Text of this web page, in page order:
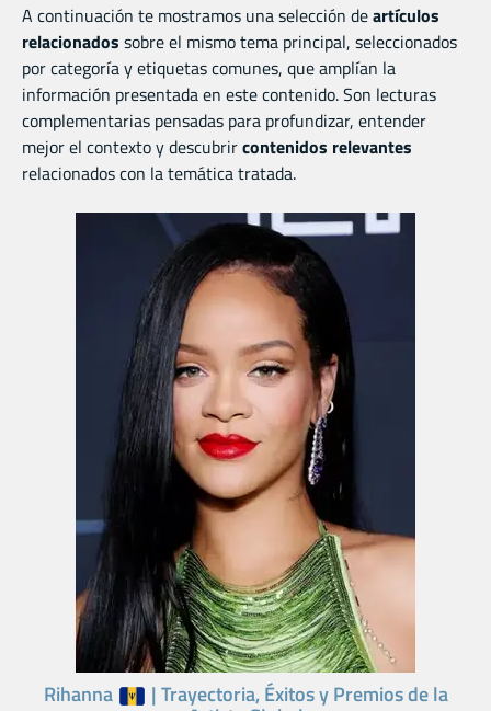
A continuación te mostramos una selección deartículos
relacionados sobre el mismo tema principal, seleccionados
por categoría y etiquetas comunes, que amplían la
información presentada en este contenido. Son lecturas
complementarias pensadas para profundizar, entender
mejor el contexto y descubrircontenidos relevantes
relacionados con la temática tratada.
Rihanna | Trayectoria, Éxitos y Premios de la